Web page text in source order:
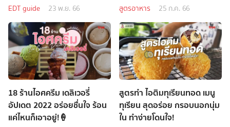
EDT guide 23 พ.ย. 66 สูตรอาหาร 25 ก.ค. 66
18 ร้านไอศครีม เดลิเวอรี่
อัปเดต 2022 อร่อยชื่นใจ ร้อน
แค่ไหนก็เอาอยู่!🍦
สูตรทำ ไอติมทุเรียนทอด เมนู
ทุเรียน สุดอร่อย กรอบนอกนุ่ม
ใน ทำง่ายโดนใจ!